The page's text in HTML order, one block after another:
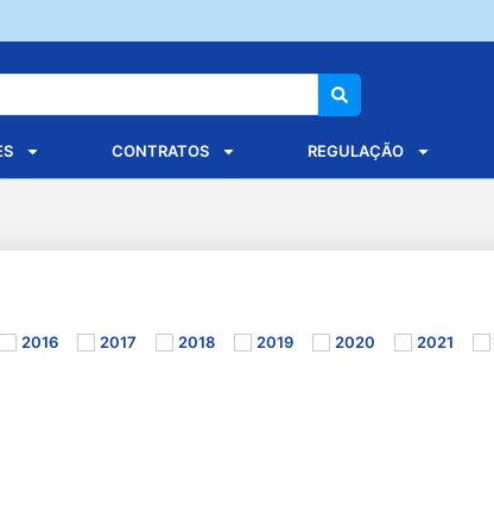
CONTRATOS REGULAÇÃO
2016 2017 2018 2019 2020 2021